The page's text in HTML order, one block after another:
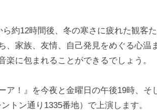
約12時間後、冬の寒さに疲れた観客
、家族、友情、自己発見をめぐる心温
に包まれることができるでしょう。
ア！』を今夜と金曜日の午後19時、そ
トン通り1335番地）で上演します。